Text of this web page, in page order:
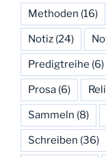
Methoden (16)
Notiz (24)
Predigtreihe (6)
Prosa (6)
Sammeln (8)
Schreiben (36)